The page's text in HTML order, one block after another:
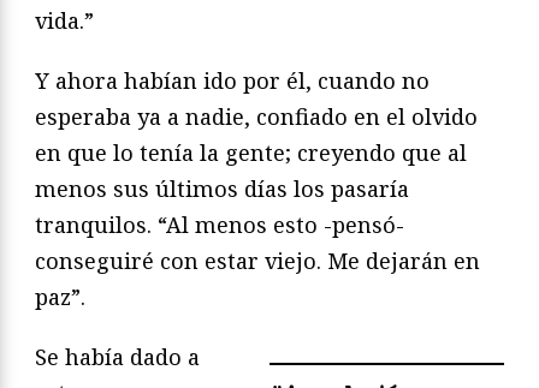
vida.”
Y ahora habían ido por él, cuando no
esperaba ya a nadie, confiado en el olvido
en que lo tenía la gente; creyendo que al
menos sus últimos días los pasaría
tranquilos. “Al menos esto -pensó-
conseguiré con estar viejo. Me dejarán en
paz”.
Se había dado a